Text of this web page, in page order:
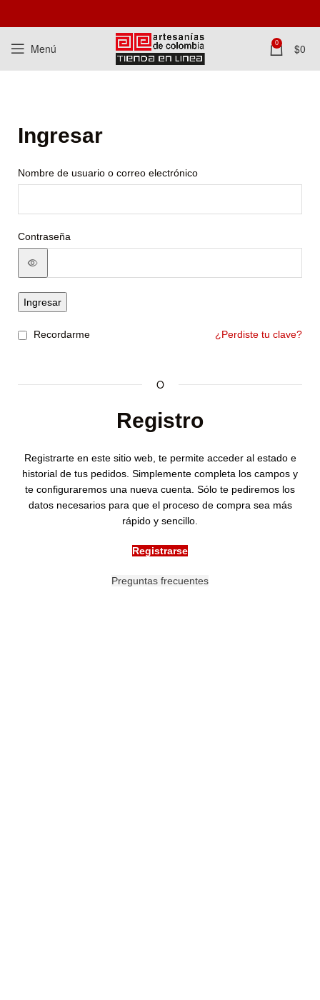
Menú 0 $0
Ingresar
Nombre de usuario o correo electrónico
Contraseña
Ingresar
¿Perdiste tu clave?
Recordarme
O
Registro
Registrarte en este sitio web, te permite acceder al estado e
historial de tus pedidos. Simplemente completa los campos y
te configuraremos una nueva cuenta. Sólo te pediremos los
datos necesarios para que el proceso de compra sea más
rápido y sencillo.
Registrarse
Preguntas frecuentes